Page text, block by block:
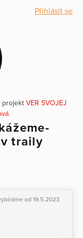
Přihlásit se
projekt VER SVOJEJ
traily
od 19.5.2023